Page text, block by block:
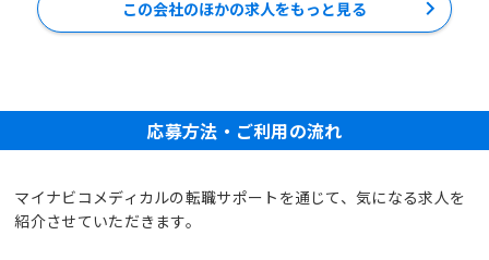
この会社のほかの求人をもっと見る
応募方法・ご利用の流れ
マイナビコメディカルの転職サポートを通じて、気になる求人を
紹介させていただきます。